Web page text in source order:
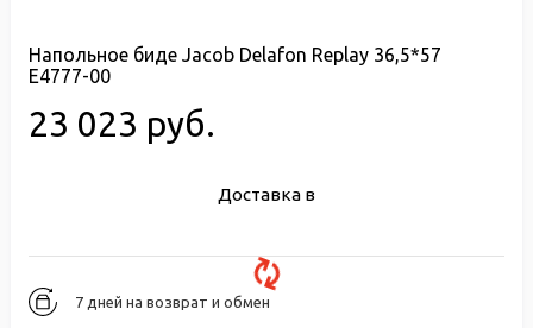
Напольное биде Jacob Delafon Replay 36,5*57
E4777-00
23 023 руб.
Доставка в
7 дней на возврат и обмен